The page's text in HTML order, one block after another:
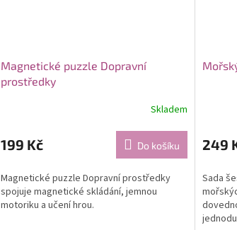
Magnetické puzzle Dopravní
prostředky
Skladem
199 Kč Do košíku
Magnetické puzzle Dopravní prostředky
spojuje magnetické skládání, jemnou
motoriku a učení hrou.
249
Sada